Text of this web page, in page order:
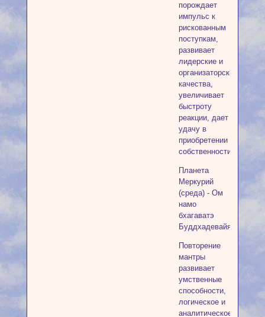
порождает
импульс к
рискованным
поступкам,
развивает
лидерские и
организаторские
качества,
увеличивает
быстроту
реакции, дает
удачу в
приобретении
собственности.
Планета
Меркурий
(среда) - Ом
намо
бхагаватэ
Буддхадевайя
Повторение
мантры
развивает
умственные
способности,
логическое и
аналитическое